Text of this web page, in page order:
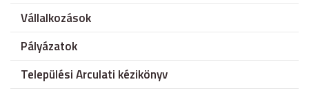
Vállalkozások
Pályázatok
Települési Arculati kézikönyv